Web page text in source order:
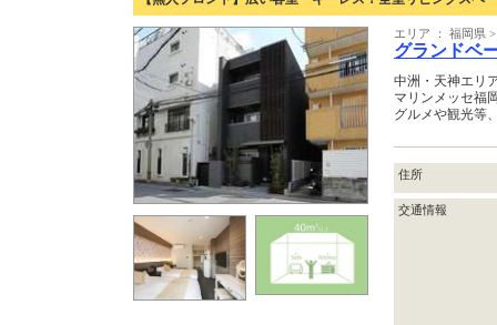
エリア ： 福岡県
グランドベ
中洲・天神エリ
マリンメッセ福
グルメや観光等
住所
交通情報